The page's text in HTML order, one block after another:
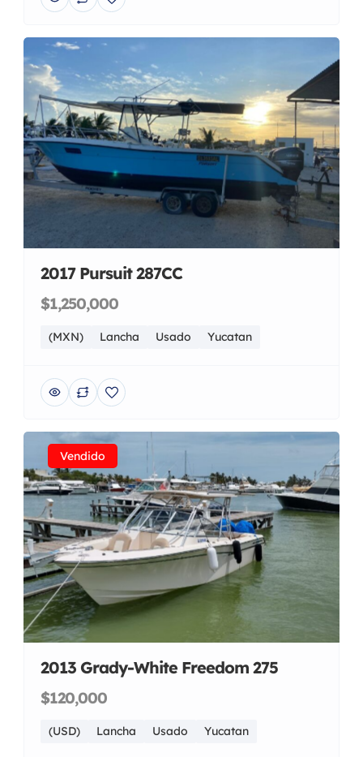
2017 Pursuit 287CC
$1,250,000
(MXN) Lancha Usado Yucatan
Vendido
2013 Grady-White Freedom 275
$120,000
(USD) Lancha Usado Yucatan